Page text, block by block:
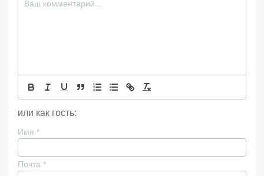
или как гость:
Имя *
Почта *